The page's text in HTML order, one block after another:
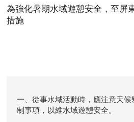
為強化暑期水域遊憩安全，至屏
措施
一、從事水域活動時，應注意天
制事項，以維水域遊憩安全。